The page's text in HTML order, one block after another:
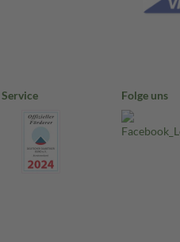
Folge uns